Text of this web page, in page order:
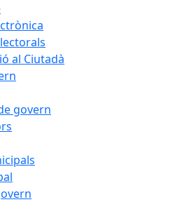
al Ciutadà
govern